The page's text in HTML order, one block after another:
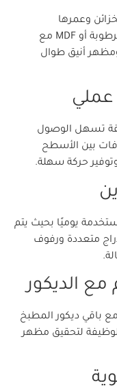
وعمرها
الافتراضي ويفضل اختيار خشب مقاوم للرطوبة أو MDF مع
أنيق طوال
تسهل الوصول
بين الأسطح
حركة سهلة.
يوميًا بحيث يتم
متعددة ورفوف
باقي ديكور المطبخ
لتحقيق مظهر